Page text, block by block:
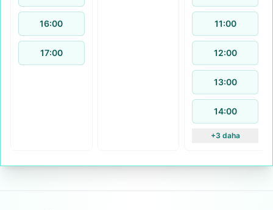
16:00
17:00
11:00
12:00
13:00
14:00
+3 daha